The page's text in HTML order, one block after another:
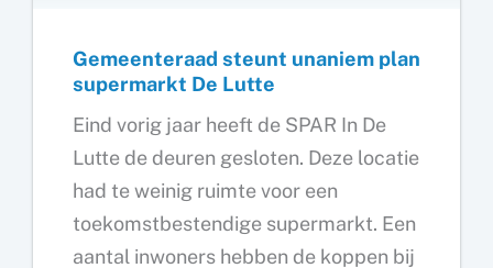
Gemeenteraad steunt unaniem plan
supermarkt De Lutte
Eind vorig jaar heeft de SPAR In De
Lutte de deuren gesloten. Deze locatie
had te weinig ruimte voor een
toekomstbestendige supermarkt. Een
aantal inwoners hebben de koppen bij